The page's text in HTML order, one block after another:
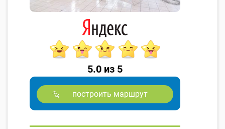
5.0 из 5
построить маршрут